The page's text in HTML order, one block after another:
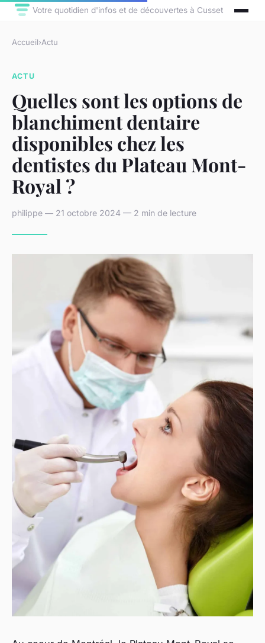
Votre quotidien d'infos et de découvertes à Cusset
Accueil›Actu
ACTU
Quelles sont les options de
blanchiment dentaire
disponibles chez les
dentistes du Plateau Mont-
Royal ?
philippe — 21 octobre 2024 — 2 min de lecture